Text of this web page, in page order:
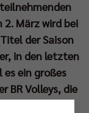
2. März wird bei
der Saison
in den letzten
es ein großes
BR Volleys, die
Düren